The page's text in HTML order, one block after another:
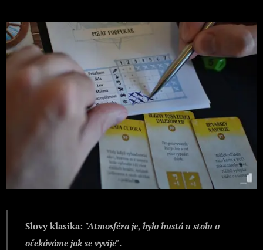
Slovy klasika: "Atmosféra je, byla hustá u stolu a
očekáváme jak se vyvije".